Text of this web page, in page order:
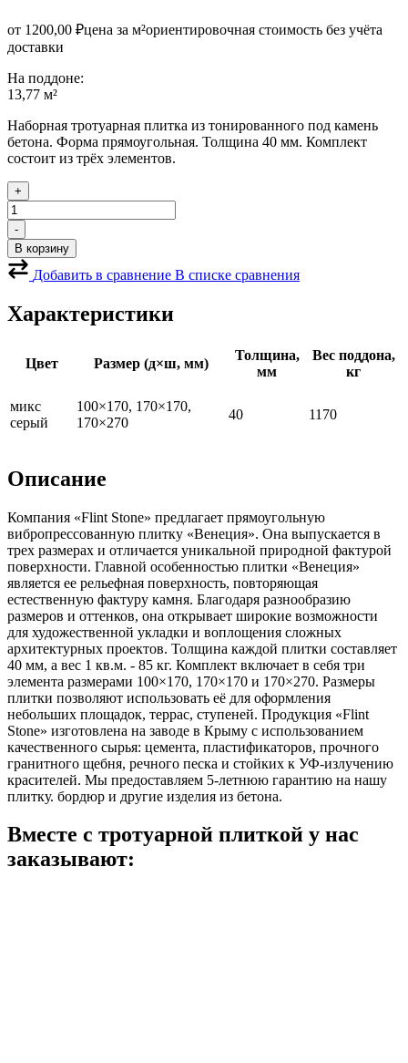
от 1200,00 ₽цена за м²ориентировочная стоимость без учёта
доставки
На поддоне:
13,77 м²
Наборная тротуарная плитка из тонированного под камень
бетона. Форма прямоугольная. Толщина 40 мм. Комплект
состоит из трёх элементов.
+
Количество
товара
Тротуарная
плитка
Венеция
серый
-
В корзину
Добавить в сравнение В списке сравнения
Характеристики
Цвет Размер (д×ш, мм)
Толщина,
мм
Вес поддона,
кг
микс
серый
100×170, 170×170,
170×270
40 1170
Описание
Компания «Flint Stone» предлагает прямоугольную
вибропрессованную плитку «Венеция». Она выпускается в
трех размерах и отличается уникальной природной фактурой
поверхности. Главной особенностью плитки «Венеция»
является ее рельефная поверхность, повторяющая
естественную фактуру камня. Благодаря разнообразию
размеров и оттенков, она открывает широкие возможности
для художественной укладки и воплощения сложных
архитектурных проектов. Толщина каждой плитки составляет
40 мм, а вес 1 кв.м. - 85 кг. Комплект включает в себя три
элемента размерами 100×170, 170×170 и 170×270. Размеры
плитки позволяют использовать её для оформления
небольших площадок, террас, ступеней. Продукция «Flint
Stone» изготовлена на заводе в Крыму с использованием
качественного сырья: цемента, пластификаторов, прочного
гранитного щебня, речного песка и стойких к УФ-излучению
красителей. Мы предоставляем 5-летнюю гарантию на нашу
плитку. бордюр и другие изделия из бетона.
Вместе с тротуарной плиткой у нас
заказывают: